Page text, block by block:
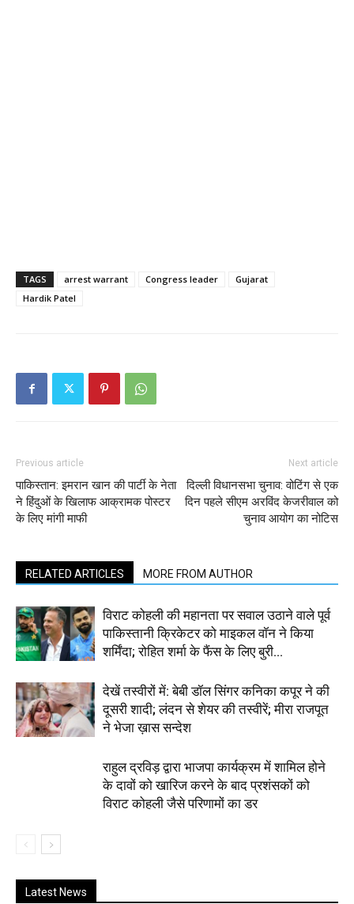
TAGS arrest warrant Congress leader
Gujarat
Hardik Patel
Previous article
पाकिस्तान: इमरान खान की पार्टी के नेता
ने हिंदुओं के खिलाफ आक्रामक पोस्टर
के लिए मांगी माफी
Next article
दिल्ली विधानसभा चुनाव: वोटिंग से एक
दिन पहले सीएम अरविंद केजरीवाल को
चुनाव आयोग का नोटिस
RELATED ARTICLES MORE FROM AUTHOR
विराट कोहली की महानता पर सवाल उठाने वाले पूर्व
पाकिस्तानी क्रिकेटर को माइकल वॉन ने किया
शर्मिंदा; रोहित शर्मा के फैंस के लिए बुरी...
देखें तस्वीरों में: बेबी डॉल सिंगर कनिका कपूर ने की
दूसरी शादी; लंदन से शेयर की तस्वीरें; मीरा राजपूत
ने भेजा ख़ास सन्देश
राहुल द्रविड़ द्वारा भाजपा कार्यक्रम में शामिल होने
के दावों को खारिज करने के बाद प्रशंसकों को
विराट कोहली जैसे परिणामों का डर
Latest News